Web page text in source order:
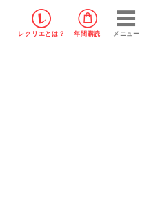
レクリエ とは？ 年間購読 メニュー